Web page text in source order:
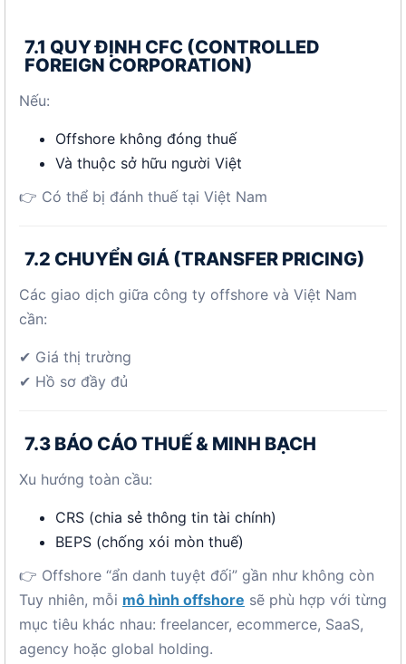
7.1 QUY ĐỊNH CFC (CONTROLLED
FOREIGN CORPORATION)
Nếu:
Offshore không đóng thuế
Và thuộc sở hữu người Việt
👉 Có thể bị đánh thuế tại Việt Nam
7.2 CHUYỂN GIÁ (TRANSFER PRICING)
Các giao dịch giữa công ty offshore và Việt Nam
cần:
✔ Giá thị trường
✔ Hồ sơ đầy đủ
7.3 BÁO CÁO THUẾ & MINH BẠCH
Xu hướng toàn cầu:
CRS (chia sẻ thông tin tài chính)
BEPS (chống xói mòn thuế)
👉 Offshore “ẩn danh tuyệt đối” gần như không còn
Tuy nhiên, mỗi mô hình offshore sẽ phù hợp với từng
mục tiêu khác nhau: freelancer, ecommerce, SaaS,
agency hoặc global holding.